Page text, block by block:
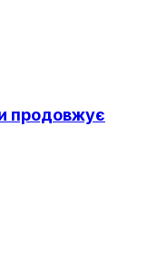
продовжує